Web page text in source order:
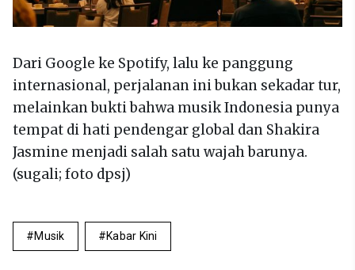
Dari Google ke Spotify, lalu ke panggung
internasional, perjalanan ini bukan sekadar tur,
melainkan bukti bahwa musik Indonesia punya
tempat di hati pendengar global dan Shakira
Jasmine menjadi salah satu wajah barunya.
(sugali; foto dpsj)
Musik Kabar Kini